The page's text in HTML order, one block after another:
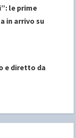
le prime
in arrivo su
e diretto da